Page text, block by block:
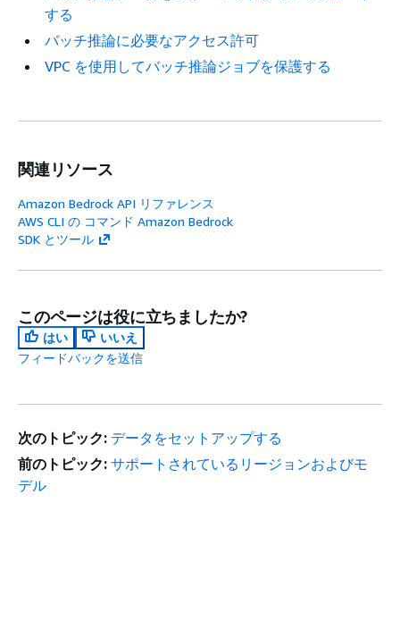
する
バッチ推論に必要なアクセス許可
VPC を使用してバッチ推論ジョブを保護する
関連リソース
Amazon Bedrock API リファレンス
AWS CLI の コマンド Amazon Bedrock
SDK とツール
このページは役に立ちましたか?
はい
いいえ
フィードバックを送信
次のトピック: データをセットアップする
前のトピック: サポートされているリージョンおよびモ
デル